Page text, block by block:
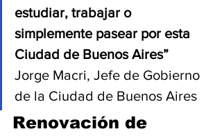
estudiar, trabajar o
simplemente pasear por esta
Ciudad de Buenos Aires”
Jorge Macri, Jefe de Gobierno
de la Ciudad de Buenos Aires
Renovación de